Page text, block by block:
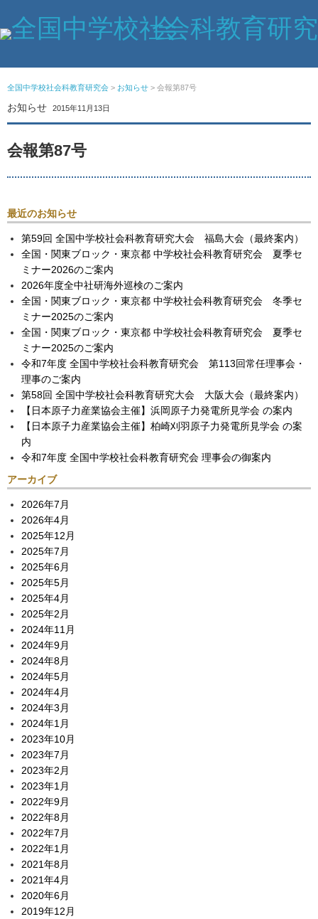
全国中学校社会科教育研究会 > お知らせ > 会報第87号
お知らせ 2015年11月13日
会報第87号
最近のお知らせ
第59回 全国中学校社会科教育研究大会 福島大会（最終案内）
全国・関東ブロック・東京都 中学校社会科教育研究会 夏季セ
ミナー2026のご案内
2026年度全中社研海外巡検のご案内
全国・関東ブロック・東京都 中学校社会科教育研究会 冬季セ
ミナー2025のご案内
全国・関東ブロック・東京都 中学校社会科教育研究会 夏季セ
ミナー2025のご案内
令和7年度 全国中学校社会科教育研究会 第113回常任理事会・
理事のご案内
第58回 全国中学校社会科教育研究大会 大阪大会（最終案内）
【日本原子力産業協会主催】浜岡原子力発電所見学会 の案内
【日本原子力産業協会主催】柏崎刈羽原子力発電所見学会 の案
内
令和7年度 全国中学校社会科教育研究会 理事会の御案内
アーカイブ
2026年7月
2026年4月
2025年12月
2025年7月
2025年6月
2025年5月
2025年4月
2025年2月
2024年11月
2024年9月
2024年8月
2024年5月
2024年4月
2024年3月
2024年1月
2023年10月
2023年7月
2023年2月
2023年1月
2022年9月
2022年8月
2022年7月
2022年1月
2021年8月
2021年4月
2020年6月
2019年12月